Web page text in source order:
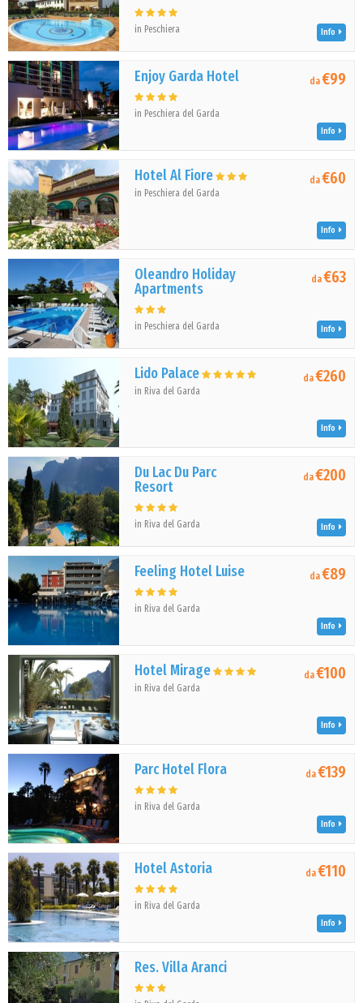
in Peschiera Info
Enjoy Garda Hotel
in Peschiera del Garda
da€99
Info
Hotel Al Fiore
in Peschiera del Garda
da€60
Info
Oleandro Holiday
Apartments
in Peschiera del Garda
da€63
Info
Lido Palace
in Riva del Garda
da€260
Info
Du Lac Du Parc
Resort
in Riva del Garda
da€200
Info
Feeling Hotel Luise
in Riva del Garda
da€89
Info
Hotel Mirage
in Riva del Garda
da€100
Info
Parc Hotel Flora
in Riva del Garda
da€139
Info
Hotel Astoria
in Riva del Garda
da€110
Info
Res. Villa Aranci